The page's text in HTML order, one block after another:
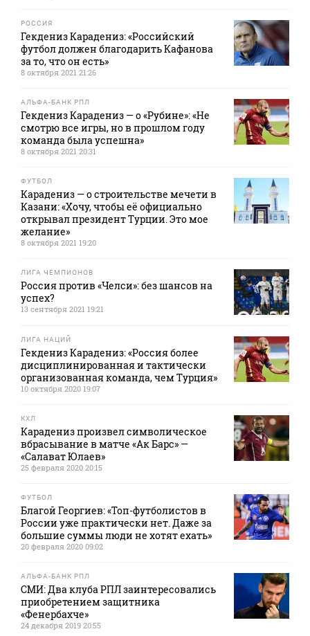
РОССИЯ
Гекдениз Карадениз: «Российский
футбол должен благодарить Кафанова
за то, что он есть»
8 октября 2021 21:26
АЛЬФА-БАНК РПЛ
Гекдениз Карадениз — о «Рубине»: «Не
смотрю все игры, но в прошлом году
команда была успешна»
8 октября 2021 20:31
ФУТБОЛ
Карадениз — о строительстве мечети в
Казани: «Хочу, чтобы её официально
открывал президент Турции. Это мое
желание»
8 октября 2021 19:20
ЛИГА ЧЕМПИОНОВ
Россия против «Челси»: без шансов на
успех?
13 сентября 2021 19:21
ЛИГА НАЦИЙ
Гекдениз Карадениз: «Россия более
дисциплинированная и тактически
организованная команда, чем Турция»
10 октября 2020 19:07
КХЛ
Карадениз произвел символическое
вбрасывание в матче «Ак Барс» —
«Салават Юлаев»
25 февраля 2020 20:15
ФУТБОЛ
Благой Георгиев: «Топ-футболистов в
России уже практически нет. Даже за
большие суммы люди не хотят ехать»
20 февраля 2020 09:02
АЛЬФА-БАНК РПЛ
СМИ: Два клуба РПЛ заинтересовались
приобретением защитника
«Фенербахче»
24 декабря 2019 20:55